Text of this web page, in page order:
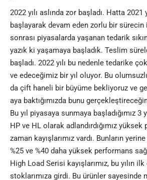
2022 yılı aslında zor başladı. Hatta 2021
başlayarak devam eden zorlu bir sürecin
sonrası piyasalarda yaşanan tedarik
yazık ki yaşamaya başladık. Teslim
başladı. 2022 yılı bu nedenle tedarike
ve edeceğimiz bir yıl oluyor. Bu
da çift haneli bir büyüme bekliyoruz ve
aya baktığımızda bunu
Bu yıl piyasaya sunmaya başladığımız
HP ve HL olarak adlandırdığımız
zaman kayışlarımız vardı. Bunların
%25 ve %40 daha yüksek performans
High Load Serisi kayışlarımız, bu yılın
stoklarımıza girdi. Bu ürünler sayesinde